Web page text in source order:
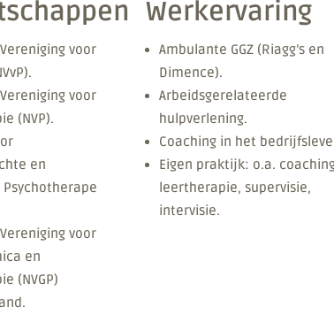
voor
voor
(NVP).
en
voor
en
(NVGP)
Werkervaring
Ambulante GGZ (Riagg’s en
Dimence).
Arbeidsgerelateerde
hulpverlening.
Coaching in het
Eigen praktijk: o.a.
leertherapie, supervisie,
intervisie.